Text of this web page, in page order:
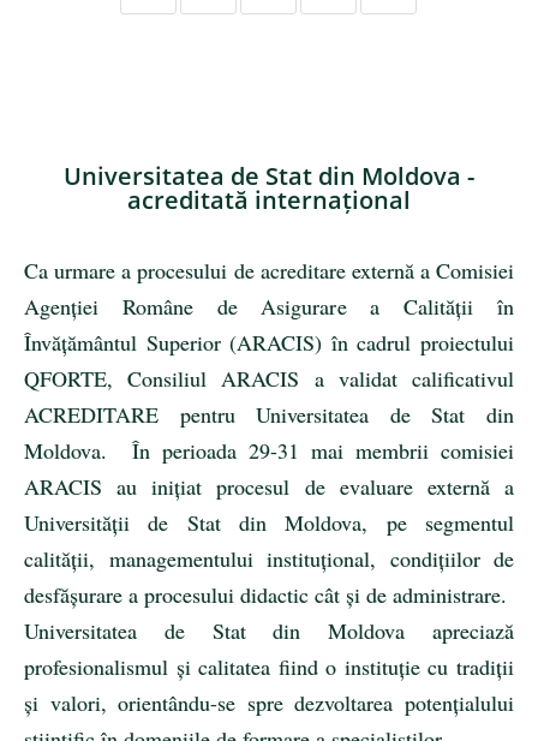
Universitatea de Stat din Moldova -
acreditată internațional
Ca urmare a procesului de acreditare externă a Comisiei
Agenției Române de Asigurare a Calității în
Învățământul Superior (ARACIS) în cadrul proiectului
QFORTE, Consiliul ARACIS a validat calificativul
ACREDITARE pentru Universitatea de Stat din
Moldova. În perioada 29-31 mai membrii comisiei
ARACIS au inițiat procesul de evaluare externă a
Universității de Stat din Moldova, pe segmentul
calității, managementului instituțional, condițiilor de
desfășurare a procesului didactic cât și de administrare.
Universitatea de Stat din Moldova apreciază
profesionalismul și calitatea fiind o instituție cu tradiții
și valori, orientându-se spre dezvoltarea potențialului